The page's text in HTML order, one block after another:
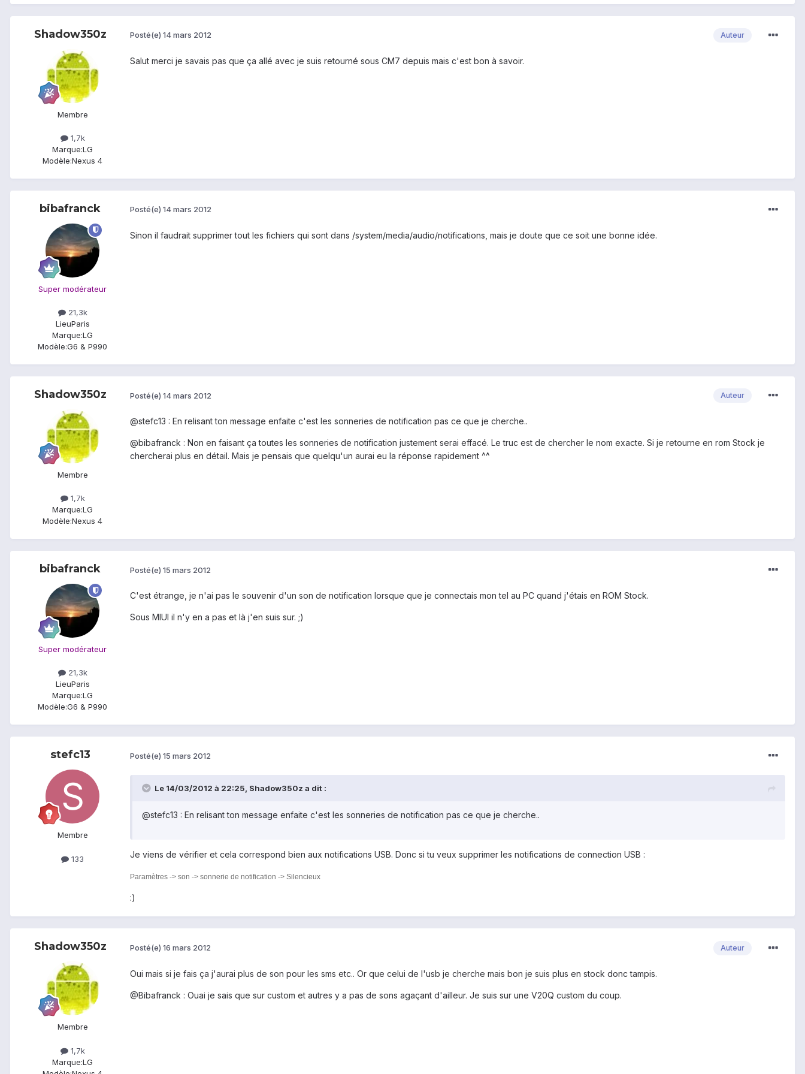
Shadow350z
Membre
1,7k
Marque:LG
Modèle:Nexus 4
Auteur
Posté(e) 14 mars 2012
Salut merci je savais pas que ça allé avec je suis retourné sous CM7 depuis mais c'est bon à savoir.
bibafranck
Super modérateur
21,3k
LieuParis
Marque:LG
Modèle:G6 & P990
Posté(e) 14 mars 2012
Sinon il faudrait supprimer tout les fichiers qui sont dans /system/media/audio/notifications, mais je doute que ce soit une bonne idée.
Shadow350z
Membre
1,7k
Marque:LG
Modèle:Nexus 4
Auteur
Posté(e) 14 mars 2012
@stefc13 : En relisant ton message enfaite c'est les sonneries de notification pas ce que je cherche..
@bibafranck : Non en faisant ça toutes les sonneries de notification justement serai effacé. Le truc est de chercher le nom exacte. Si je retourne en rom Stock je
chercherai plus en détail. Mais je pensais que quelqu'un aurai eu la réponse rapidement ^^
bibafranck
Super modérateur
21,3k
LieuParis
Marque:LG
Modèle:G6 & P990
Posté(e) 15 mars 2012
C'est étrange, je n'ai pas le souvenir d'un son de notification lorsque que je connectais mon tel au PC quand j'étais en ROM Stock.
Sous MIUI il n'y en a pas et là j'en suis sur. ;)
stefc13
Membre
133
Posté(e) 15 mars 2012
Le 14/03/2012 à 22:25, Shadow350z a dit :
@stefc13 : En relisant ton message enfaite c'est les sonneries de notification pas ce que je cherche..
Je viens de vérifier et cela correspond bien aux notifications USB. Donc si tu veux supprimer les notifications de connection USB :
Paramètres -> son -> sonnerie de notification -> Silencieux
:)
Shadow350z
Membre
1,7k
Marque:LG
Auteur
Posté(e) 16 mars 2012
Oui mais si je fais ça j'aurai plus de son pour les sms etc.. Or que celui de l'usb je cherche mais bon je suis plus en stock donc tampis.
@Bibafranck : Ouai je sais que sur custom et autres y a pas de sons agaçant d'ailleur. Je suis sur une V20Q custom du coup.